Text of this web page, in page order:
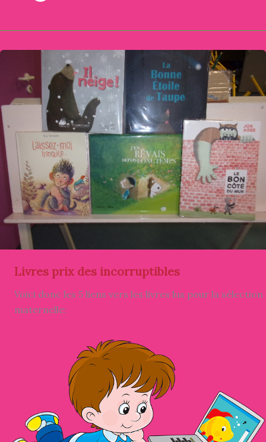
Livres prix des incorruptibles
Voici donc les 5 liens vers les livres lus pour la sélection
maternelle: